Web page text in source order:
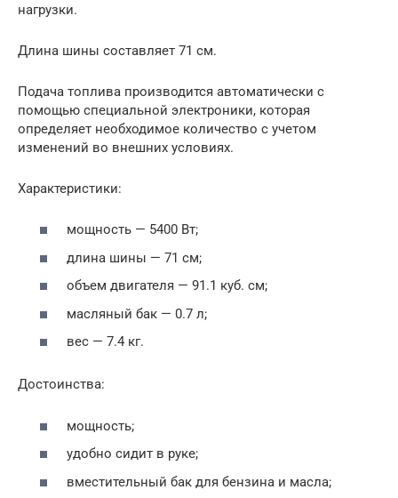
нагрузки.
Длина шины составляет 71 см.
Подача топлива производится автоматически с
помощью специальной электроники, которая
определяет необходимое количество с учетом
изменений во внешних условиях.
Характеристики:
мощность — 5400 Вт;
длина шины — 71 см;
объем двигателя — 91.1 куб. см;
масляный бак — 0.7 л;
вес — 7.4 кг.
Достоинства:
мощность;
удобно сидит в руке;
вместительный бак для бензина и масла;